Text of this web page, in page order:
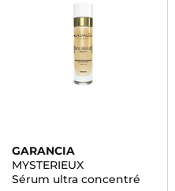
GARANCIA
MYSTERIEUX
Sérum ultra concentré